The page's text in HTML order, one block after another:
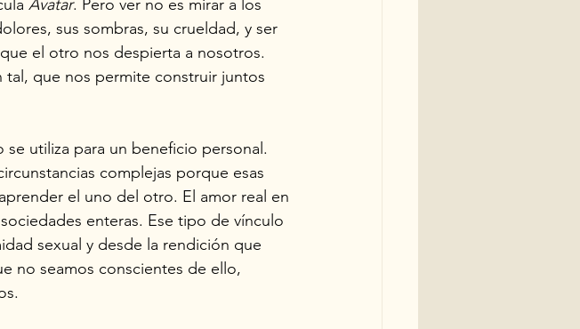
Avatar. Pero ver no es mirar a los
sus sombras, su crueldad, y ser
el otro nos despierta a nosotros.
tal, que nos permite construir juntos
utiliza para un beneficio personal.
complejas porque esas
el uno del otro. El amor real en
enteras. Ese tipo de vínculo
sexual y desde la rendición que
no seamos conscientes de ello,